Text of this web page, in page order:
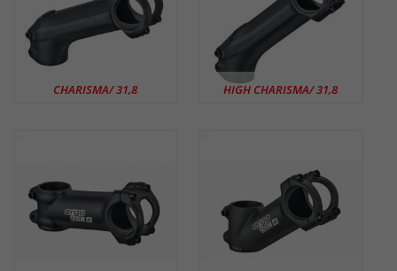
CHARISMA/ 31,8 HIGH CHARISMA/ 31,8